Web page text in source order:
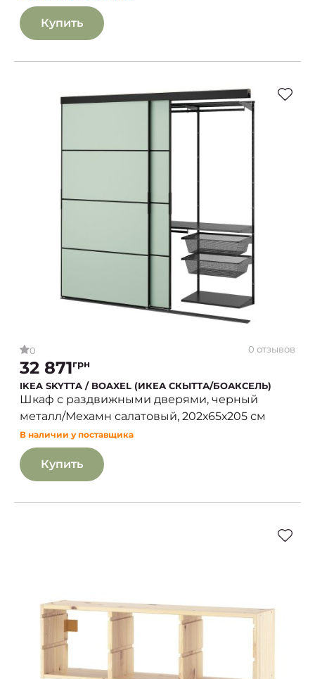
Купить
0 0 отзывов
32 871грн
IKEA SKYTTA / BOAXEL (ИКЕА СКЫТТА/БОАКСЕЛЬ)
Шкаф с раздвижными дверями, черный
металл/Мехамн салатовый, 202х65х205 см
В наличии у поставщика
Купить